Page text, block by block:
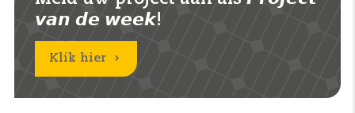
𝙫𝙖𝙣 𝙙𝙚 𝙬𝙚𝙚𝙠!
Klik hier